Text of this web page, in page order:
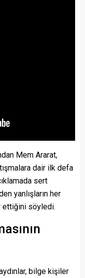
Mem Ararat,
dair ilk defa
sert
yanlışların her
ettiğini söyledi.
bilge kişiler